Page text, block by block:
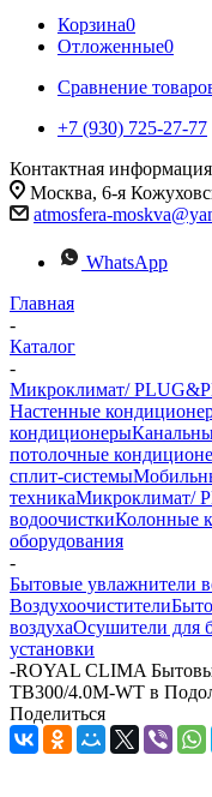
Корзина0
Отложенные0
Сравнение
+7 (930) 725-27-77
Контактная информация
Москва, 6-я
atmosfera-
WhatsApp
Главная
-
Каталог
-
Микроклимат/
Настенные
кондиционеры
потолочные
сплит-системы
техникаМикроклимат/
водоочисткиКолонные
оборудования
-
Бытовые увлажнители
Воздухоочистители
воздухаОсушители для
установки
-ROYAL CLIMA
TB300/4.0M-WT в
Поделиться